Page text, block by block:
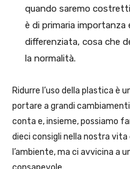
quando saremo
è di primaria
differenziata, cosa che
la normalità.
Ridurre l’uso della plastica è
portare a grandi
conta e, insieme, possiamo
dieci consigli nella nostra
l’ambiente, ma ci avvicina a